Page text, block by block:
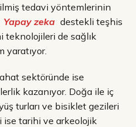
tedavi yöntemlerinin
Yapay zeka destekli teşhis
teknolojileri de sağlık
yaratıyor.
sektöründe ise
kazanıyor. Doğa ile iç
turları ve bisiklet gezileri
ise tarihi ve arkeolojik